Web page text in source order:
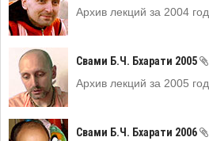
Архив лекций за 2004 год
Свами Б.Ч. Бхарати 2005
Архив лекций за 2005 год
Свами Б.Ч. Бхарати 2006